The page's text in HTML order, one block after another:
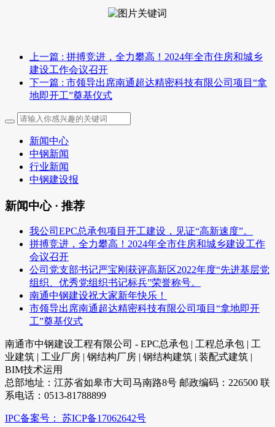
上一篇 : 拼搏竞进，全力攀高！2024年全市住房和城乡
建设工作会议召开
下一篇 : 市领导出席南通超达精密科技有限公司项目“拿
地即开工”奠基仪式
新闻中心
中钢新闻
行业新闻
中钢建设报
新闻中心 · 推荐
我公司EPC总承包项目开工建设，见证“高新速度”。
拼搏竞进，全力攀高！2024年全市住房和城乡建设工作
会议召开
公司党支部书记严宝刚获评高新区2022年度“先进基层党
组织、优秀党组织书记标兵”荣誉称号。
南通中钢建设祝大家新年快乐！
市领导出席南通超达精密科技有限公司项目“拿地即开
工”奠基仪式
南通市中钢建设工程有限公司 - EPC总承包 | 工程总承包 | 工
业建筑 | 工业厂房 | 钢结构厂房 | 钢结构建筑 | 装配式建筑 |
BIM技术运用
总部地址：江苏省如皋市大司马南路8号 邮政编码：226500 联
系电话：0513-81788899
IPC备案号： 苏ICP备17062642号